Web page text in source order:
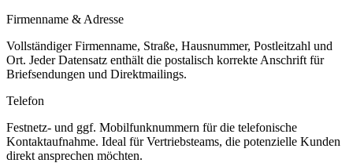
Firmenname & Adresse
Vollständiger Firmenname, Straße, Hausnummer, Postleitzahl und
Ort. Jeder Datensatz enthält die postalisch korrekte Anschrift für
Briefsendungen und Direktmailings.
Telefon
Festnetz- und ggf. Mobilfunknummern für die telefonische
Kontaktaufnahme. Ideal für Vertriebsteams, die potenzielle Kunden
direkt ansprechen möchten.